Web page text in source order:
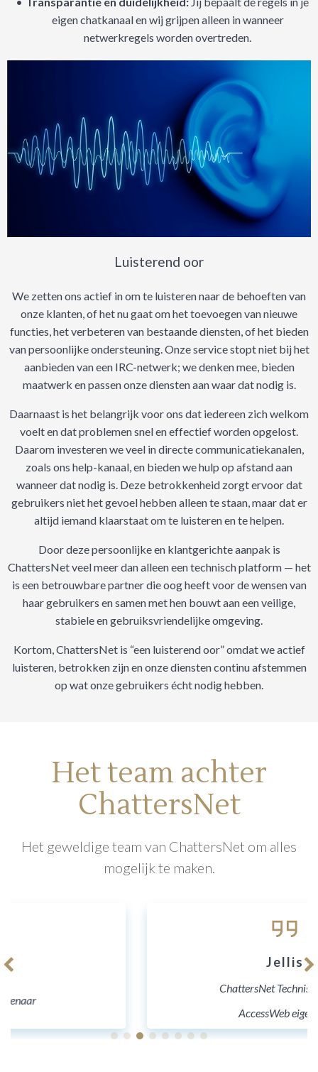
eigen chatkanaal en wij grijpen alleen in wanneer
netwerkregels worden overtreden.
Luisterend oor
We zetten ons actief in om te luisteren naar de behoeften van
onze klanten, of het nu gaat om het toevoegen van nieuwe
functies, het verbeteren van bestaande diensten, of het bieden
van persoonlijke ondersteuning. Onze service stopt niet bij het
aanbieden van een IRC-netwerk; we denken mee, bieden
maatwerk en passen onze diensten aan waar dat nodig is.
Daarnaast is het belangrijk voor ons dat iedereen zich welkom
voelt en dat problemen snel en effectief worden opgelost.
Daarom investeren we veel in directe communicatiekanalen,
zoals ons help-kanaal, en bieden we hulp op afstand aan
wanneer dat nodig is. Deze betrokkenheid zorgt ervoor dat
gebruikers niet het gevoel hebben alleen te staan, maar dat er
altijd iemand klaarstaat om te luisteren en te helpen.
Door deze persoonlijke en klantgerichte aanpak is
ChattersNet veel meer dan alleen een technisch platform — het
is een betrouwbare partner die oog heeft voor de wensen van
haar gebruikers en samen met hen bouwt aan een veilige,
stabiele en gebruiksvriendelijke omgeving.
Kortom, ChattersNet is “een luisterend oor” omdat we actief
luisteren, betrokken zijn en onze diensten continu afstemmen
op wat onze gebruikers écht nodig hebben.
Het team achter
ChattersNet
Het geweldige team van ChattersNet om alles
mogelijk te maken.
ChattersNet Technische Staff